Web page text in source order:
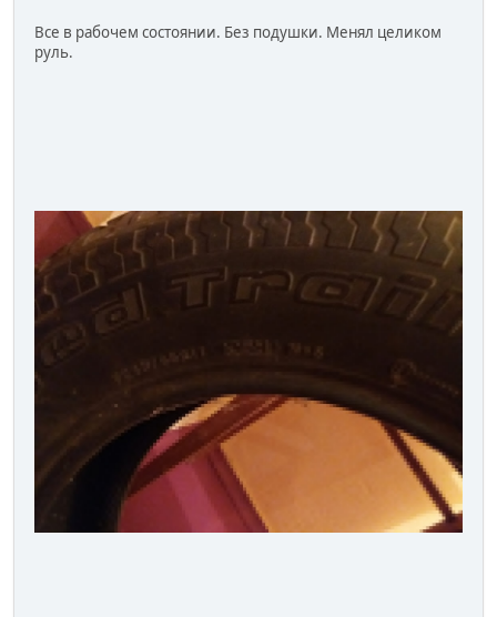
Все в рабочем состоянии. Без подушки. Менял целиком
руль.